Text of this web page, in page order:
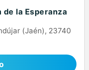
la Esperanza
(Jaén), 23740